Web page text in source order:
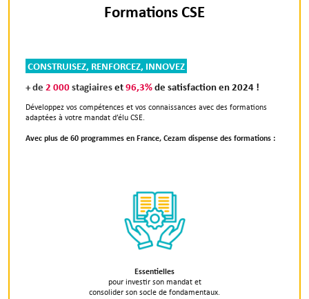
Formations CSE
CONSTRUISEZ, RENFORCEZ, INNOVEZ
+ de2 000stagiaireset96,3%de satisfaction en 2024 !
Développez vos compétences et vos connaissances avec des formations
adaptées à votre mandat d’élu CSE.
Avec plus de 60 programmes en France, Cezam dispense des formations :
Essentielles
pour investir son mandat et
consolider son socle de fondamentaux.